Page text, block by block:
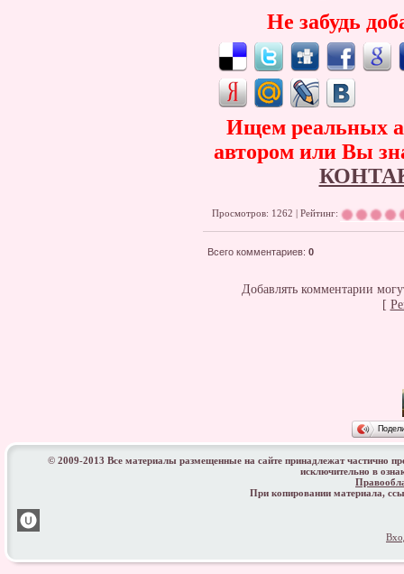
Не забудь
Ищем реальных
автором или Вы
Просмотров: 1262 | Рейтинг:
Всего комментариев: 0
Добавлять комментарии
[
© 2009-2013 Все материалы размещенные на сайте принадлежат частично
исключительно в
При копировании материала,